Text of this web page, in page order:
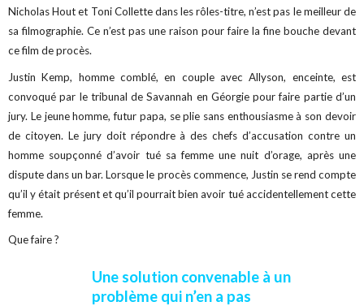
Nicholas Hout et Toni Collette dans les rôles-titre, n’est pas le meilleur de
sa filmographie. Ce n’est pas une raison pour faire la fine bouche devant
ce film de procès.
Justin Kemp, homme comblé, en couple avec Allyson, enceinte, est
convoqué par le tribunal de Savannah en Géorgie pour faire partie d’un
jury. Le jeune homme, futur papa, se plie sans enthousiasme à son devoir
de citoyen. Le jury doit répondre à des chefs d’accusation contre un
homme soupçonné d’avoir tué sa femme une nuit d’orage, après une
dispute dans un bar. Lorsque le procès commence, Justin se rend compte
qu’il y était présent et qu’il pourrait bien avoir tué accidentellement cette
femme.
Que faire ?
Une solution convenable à un
problème qui n’en a pas